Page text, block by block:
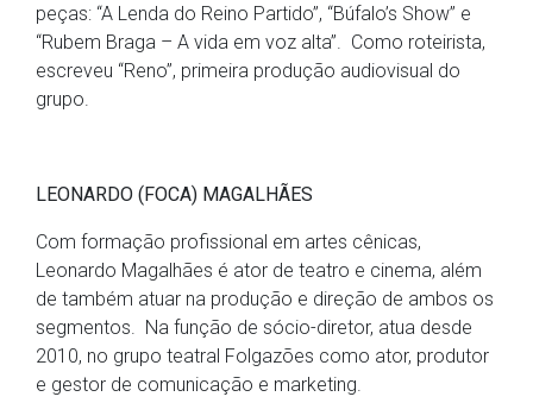
peças: “A Lenda do Reino Partido”, “Búfalo’s Show” e
“Rubem Braga – A vida em voz alta”. Como roteirista,
escreveu “Reno”, primeira produção audiovisual do
grupo.
LEONARDO (FOCA) MAGALHÃES
Com formação profissional em artes cênicas,
Leonardo Magalhães é ator de teatro e cinema, além
de também atuar na produção e direção de ambos os
segmentos. Na função de sócio-diretor, atua desde
2010, no grupo teatral Folgazões como ator, produtor
e gestor de comunicação e marketing.